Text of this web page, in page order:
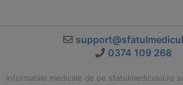
0374 109 268
Informatiile medicale de pe sfatulmedicului.ro